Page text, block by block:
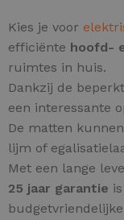
Kies je voor
efficiënte hoofd-
ruimtes in huis.
Dankzij de
een interessante
De matten
lijm of
Met een lange
25 jaar garantie